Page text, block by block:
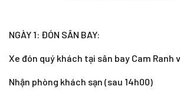
NGÀY 1: ĐÓN SÂN BAY:
Xe đón quý khách tại sân bay Cam Ranh
Nhận phòng khách sạn (sau 14h00)